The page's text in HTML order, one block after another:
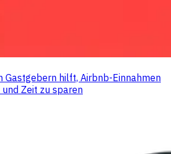
Gastgebern hilft, Airbnb-Einnahmen
Zeit zu sparen